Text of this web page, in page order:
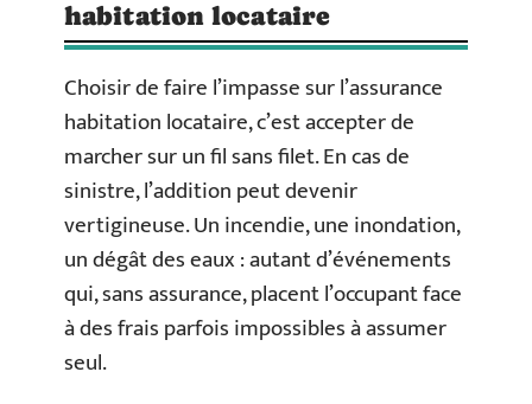
habitation locataire
Choisir de faire l’impasse sur l’assurance
habitation locataire, c’est accepter de
marcher sur un fil sans filet. En cas de
sinistre, l’addition peut devenir
vertigineuse. Un incendie, une inondation,
un dégât des eaux : autant d’événements
qui, sans assurance, placent l’occupant face
à des frais parfois impossibles à assumer
seul.